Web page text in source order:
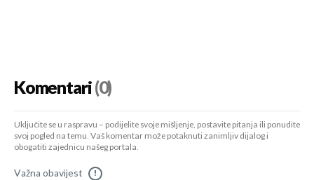
Komentari(0)
Uključite se u raspravu – podijelite svoje mišljenje, postavite pitanja ili ponudite
svoj pogled na temu. Vaš komentar može potaknuti zanimljiv dijalog i
obogatiti zajednicu našeg portala.
Važna obavijest !